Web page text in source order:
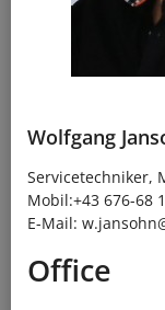
Wolfgang
Servicetechniker,
Mobil:+43 676-68
E-Mail:
Office